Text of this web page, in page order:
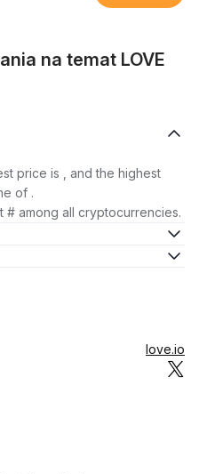
na temat LOVE
price is , and the highest
of .
# among all cryptocurrencies.
love.io